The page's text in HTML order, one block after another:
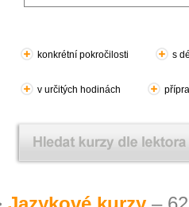
konkrétní pokročilosti s
v určitých hodinách